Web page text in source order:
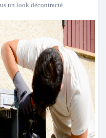
un look décontracté.